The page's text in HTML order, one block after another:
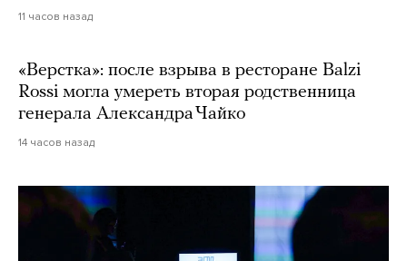
11 часов назад
«Верстка»: после взрыва в ресторане Balzi
Rossi могла умереть вторая родственница
генерала Александра Чайко
14 часов назад